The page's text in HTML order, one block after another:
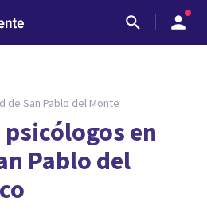
para encontrar el
preguntas y te ofreceremos
se ajustan a tus
de San Pablo del Monte
en
Pablo del